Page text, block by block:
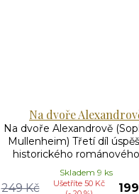
Na dvoře
Na dvoře Alexandrově
Mullenheim) Třetí díl
historického románového
249 Kč
Ušetříte 50 Kč
Skladem 9 ks